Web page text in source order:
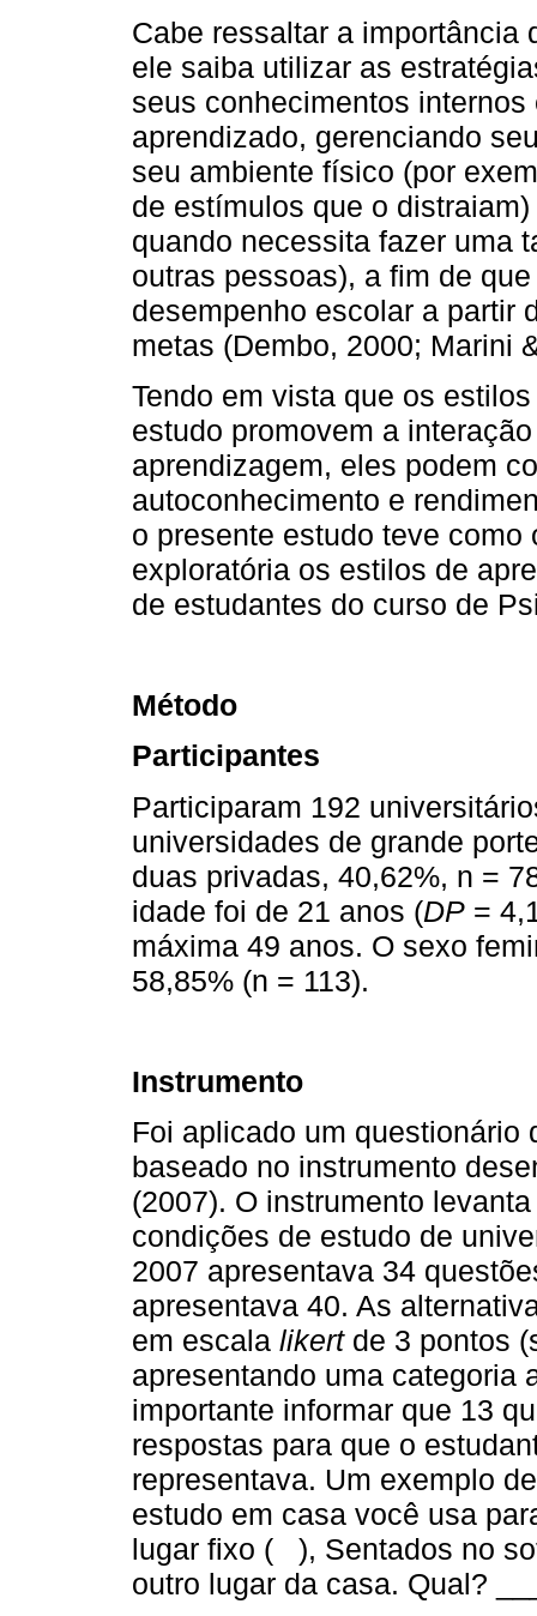
Cabe ressaltar a importância
ele saiba utilizar as
seus conhecimentos
aprendizado, gerenciando
seu ambiente físico (por
de estímulos que o
quando necessita fazer uma
outras pessoas), a fim de
desempenho escolar a partir
metas (Dembo, 2000; Marini
Tendo em vista que os
estudo promovem a
aprendizagem, eles podem
autoconhecimento e
o presente estudo teve
exploratória os estilos de
de estudantes do curso de
Método
Participantes
Participaram 192
universidades de grande
duas privadas, 40,62%, n =
idade foi de 21 anos (DP =
máxima 49 anos. O sexo
58,85% (n = 113).
Instrumento
Foi aplicado um
baseado no instrumento
(2007). O instrumento
condições de estudo de
2007 apresentava 34
apresentava 40. As
em escala likertde 3 pontos
apresentando uma categoria
importante informar que 13
respostas para que o
representava. Um exemplo
estudo em casa você usa
lugar fixo ( ), Sentados no
outro lugar da casa. Qual?